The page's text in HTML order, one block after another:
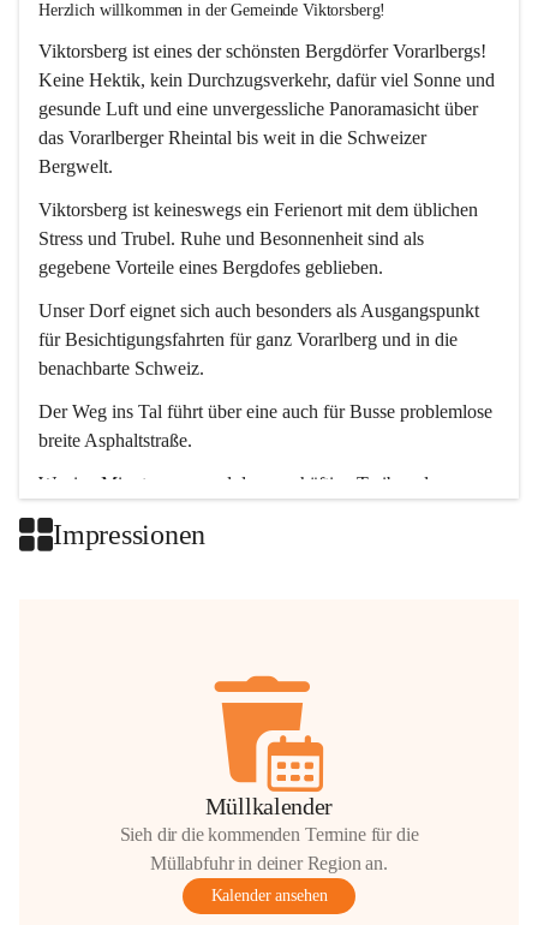
Herzlich willkommen in der Gemeinde Viktorsberg!
Viktorsberg ist eines der schönsten Bergdörfer Vorarlbergs!
Keine Hektik, kein Durchzugsverkehr, dafür viel Sonne und
gesunde Luft und eine unvergessliche Panoramasicht über
das Vorarlberger Rheintal bis weit in die Schweizer
Bergwelt.
Viktorsberg ist keineswegs ein Ferienort mit dem üblichen
Stress und Trubel. Ruhe und Besonnenheit sind als
gegebene Vorteile eines Bergdofes geblieben.
Unser Dorf eignet sich auch besonders als Ausgangspunkt
für Besichtigungsfahrten für ganz Vorarlberg und in die
benachbarte Schweiz.
Der Weg ins Tal führt über eine auch für Busse problemlose
breite Asphaltstraße.
Wenige Minuten nur, und das geschäftige Treiben der
Impressionen
Müllkalender
Sieh dir die kommenden Termine für die
Müllabfuhr in deiner Region an.
Kalender ansehen